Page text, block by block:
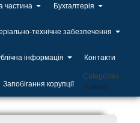
частина Бухгалтерія
технічне забезпечення
інформація Контакти
Запобігання корупції
Categories
Новини